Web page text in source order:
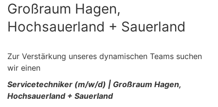
Großraum Hagen,
Hochsauerland + Sauerland
Zur Verstärkung unseres dynamischen Teams suchen
wir einen
Servicetechniker (m/w/d) | Großraum Hagen,
Hochsauerland + Sauerland